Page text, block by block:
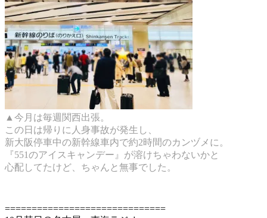
▲今月は毎週関西出張。
この日は帰りに人身事故が発生し、
新大阪停車中の新幹線車内で約2時間のカンヅメに。
『551のアイスキャンデー』が溶けちゃわないかと
心配してたけど、ちゃんと無事でした。
==============================